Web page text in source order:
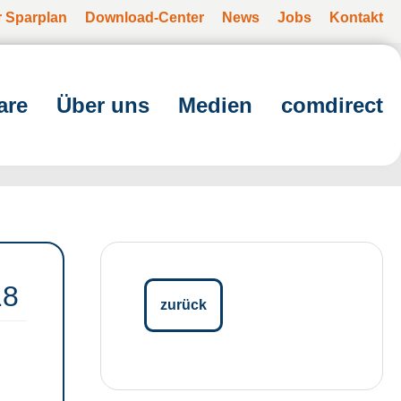
Sparplan Download-Center News Jobs Kontakt
Über uns Medien comdirect
zurück